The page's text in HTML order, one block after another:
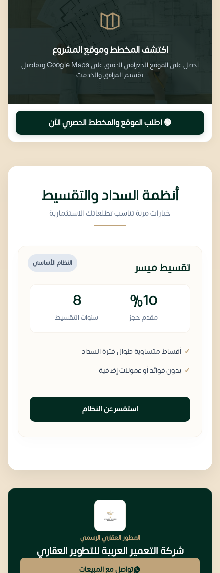
اكتشف المخطط وموقع المشروع
احصل على الموقع الجغرافي الدقيق على Google Maps وتفاصيل
تقسيم المرافق والخدمات
🟢 اطلب الموقع والمخطط الحصري الآن
أنظمة السداد والتقسيط
خيارات مرنة تناسب تطلعاتك الاستثمارية
النظام الأساسي تقسيط ميسر
%10
مقدم حجز
8
سنوات التقسيط
أقساط متساوية طوال فترة السداد
بدون فوائد أو عمولات إضافية
استفسر عن النظام
المطور العقاري الرسمي
شركة التعمير العربية للتطوير العقاري
تواصل مع المبيعات